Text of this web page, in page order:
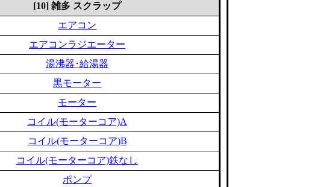
[10] 雑多 スクラップ
エアコン
エアコンラジエーター
湯沸器･給湯器
黒モーター
モーター
コイル(モーターコア)A
コイル(モーターコア)B
コイル(モーターコア)鉄なし
ポンプ